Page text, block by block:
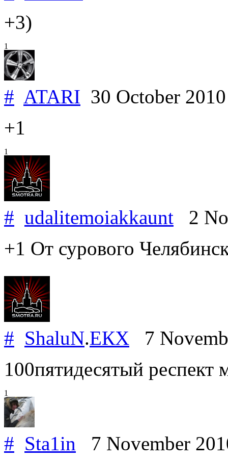
+3)
1
# ATARI 30 October
+1
1
# udalitemoiakkaunt 2
+1 От сурового
# ShaluN.ЕКХ 7
100пятидесятый респект
1
# Sta1in 7 November